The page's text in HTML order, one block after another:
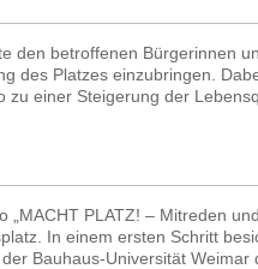
den betroffenen Bürgerinnen
des Platzes einzubringen.
zu einer Steigerung der
„MACHT PLATZ! – Mitreden
In einem ersten Schritt
Bauhaus-Universität